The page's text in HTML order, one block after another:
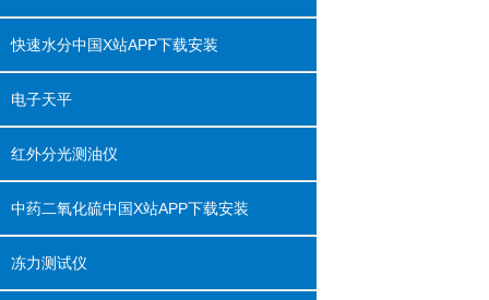
快速水分中国X站APP下载安装
电子天平
红外分光测油仪
中药二氧化硫中国X站APP下载安装
冻力测试仪